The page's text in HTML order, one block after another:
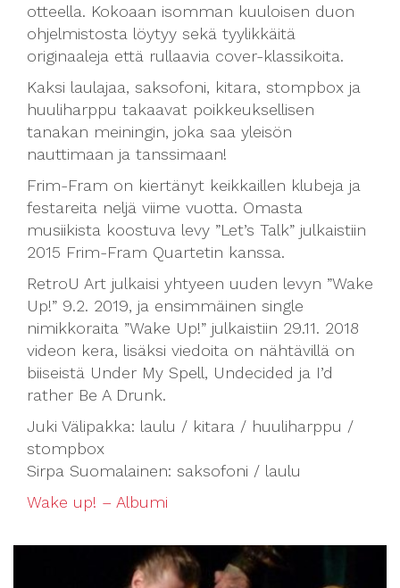
otteella. Kokoaan isomman kuuloisen duon
ohjelmistosta löytyy sekä tyylikkäitä
originaaleja että rullaavia cover-klassikoita.
Kaksi laulajaa, saksofoni, kitara, stompbox ja
huuliharppu takaavat poikkeuksellisen
tanakan meiningin, joka saa yleisön
nauttimaan ja tanssimaan!
Frim-Fram on kiertänyt keikkaillen klubeja ja
festareita neljä viime vuotta. Omasta
musiikista koostuva levy ”Let’s Talk” julkaistiin
2015 Frim-Fram Quartetin kanssa.
RetroU Art julkaisi yhtyeen uuden levyn ”Wake
Up!” 9.2. 2019, ja ensimmäinen single
nimikkoraita ”Wake Up!” julkaistiin 29.11. 2018
videon kera, lisäksi viedoita on nähtävillä on
biiseistä Under My Spell, Undecided ja I’d
rather Be A Drunk.
Juki Välipakka: laulu / kitara / huuliharppu /
stompbox
Sirpa Suomalainen: saksofoni / laulu
Wake up! – Albumi